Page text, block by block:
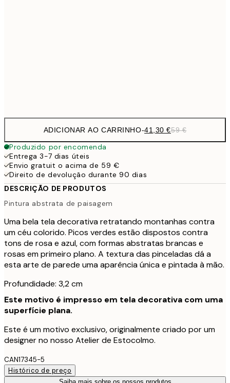
ADICIONAR AO CARRINHO-41,30 €59 €
Produzido por encomenda
Entrega 3-7 dias úteis
Envio gratuit o acima de 59 €
Direito de devolução durante 90 dias
DESCRIÇÃO DE PRODUTOS
Pintura abstrata de paisagem
Uma bela tela decorativa retratando montanhas contra
um céu colorido. Picos verdes estão dispostos contra
tons de rosa e azul, com formas abstratas brancas e
rosas em primeiro plano. A textura das pinceladas dá a
esta arte de parede uma aparência única e pintada à mão.
Profundidade: 3,2 cm
Este motivo é impresso em tela decorativa com uma
superfície plana.
Este é um motivo exclusivo, originalmente criado por um
designer no nosso Atelier de Estocolmo.
CAN17345-5
Histórico de preço